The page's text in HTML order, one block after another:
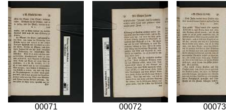
00071 00072 00073